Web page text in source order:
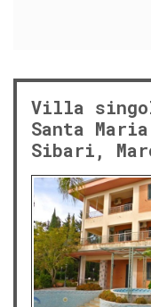
Villa
Santa
Sibari,